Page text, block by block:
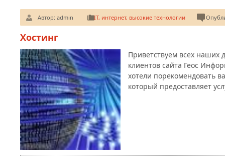
Автор: admin IT, интернет, высокие технологии
Хостинг
Приветствуем всех наших
клиентов сайта Геос
хотели порекомендовать
который предоставляет